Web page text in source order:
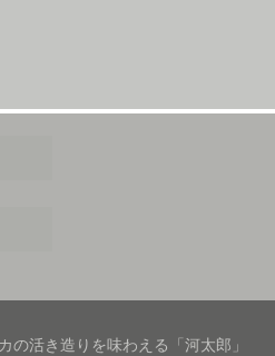
の活き造りを味わえる「河太郎」